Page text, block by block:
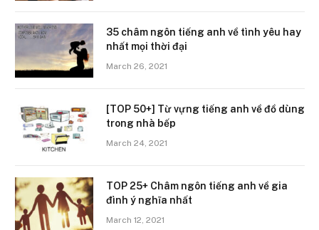
35 châm ngôn tiếng anh về tình yêu hay
nhất mọi thời đại
March 26, 2021
[TOP 50+] Từ vựng tiếng anh về đồ dùng
trong nhà bếp
March 24, 2021
TOP 25+ Châm ngôn tiếng anh về gia
đình ý nghĩa nhất
March 12, 2021